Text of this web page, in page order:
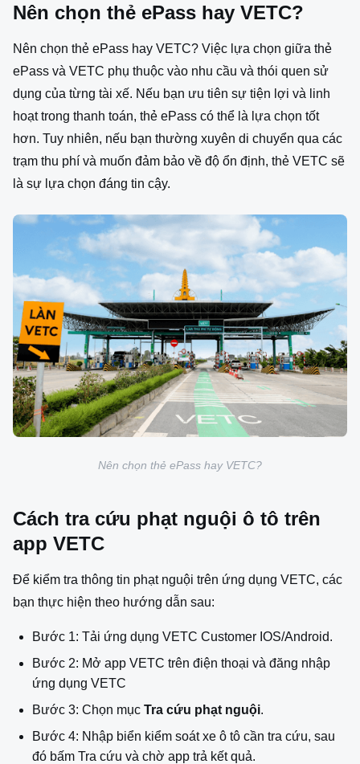
Nên chọn thẻ ePass hay VETC?
Nên chọn thẻ ePass hay VETC? Việc lựa chọn giữa thẻ
ePass và VETC phụ thuộc vào nhu cầu và thói quen sử
dụng của từng tài xế. Nếu bạn ưu tiên sự tiện lợi và linh
hoạt trong thanh toán, thẻ ePass có thể là lựa chọn tốt
hơn. Tuy nhiên, nếu bạn thường xuyên di chuyển qua các
trạm thu phí và muốn đảm bảo về độ ổn định, thẻ VETC sẽ
là sự lựa chọn đáng tin cậy.
Nên chọn thẻ ePass hay VETC?
Cách tra cứu phạt nguội ô tô trên
app VETC
Để kiểm tra thông tin phạt nguội trên ứng dụng VETC, các
bạn thực hiện theo hướng dẫn sau:
Bước 1: Tải ứng dụng VETC Customer IOS/Android.
Bước 2: Mở app VETC trên điện thoại và đăng nhập
ứng dụng VETC
Bước 3: Chọn mục Tra cứu phạt nguội.
Bước 4: Nhập biển kiểm soát xe ô tô cần tra cứu, sau
đó bấm Tra cứu và chờ app trả kết quả.